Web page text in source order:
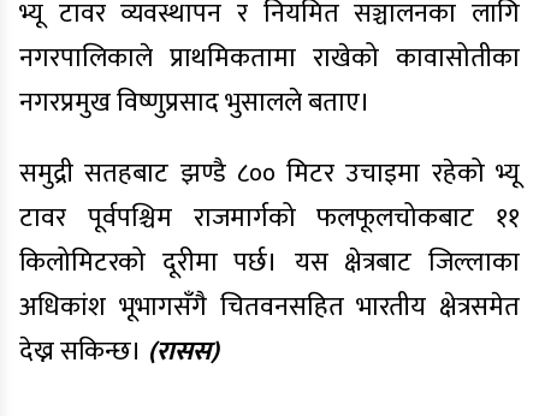
भ्यू टावर व्यवस्थापन र नियमित सञ्चालनका लागि
नगरपालिकाले प्राथमिकतामा राखेको कावासोतीका
नगरप्रमुख विष्णुप्रसाद भुसालले बताए।
समुद्री सतहबाट झण्डै ८०० मिटर उचाइमा रहेको भ्यू
टावर पूर्वपश्चिम राजमार्गको फलफूलचोकबाट ११
किलोमिटरको दूरीमा पर्छ। यस क्षेत्रबाट जिल्लाका
अधिकांश भूभागसँगै चितवनसहित भारतीय क्षेत्रसमेत
देख्न सकिन्छ। (रासस)